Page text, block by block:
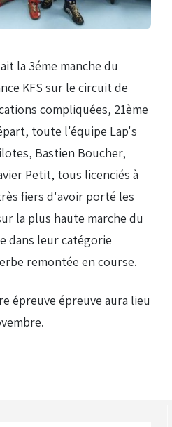
la 3éme manche du
KFS sur le circuit de
compliquées, 21ème
toute l'équipe Lap's
Bastien Boucher,
Petit, tous licenciés à
fiers d'avoir porté les
la plus haute marche du
dans leur catégorie
remontée en course.
épreuve épreuve aura lieu